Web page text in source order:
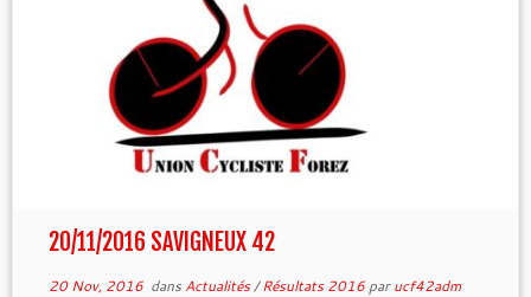
20/11/2016 SAVIGNEUX 42
20 Nov, 2016dans Actualités/Résultats 2016 parucf42adm